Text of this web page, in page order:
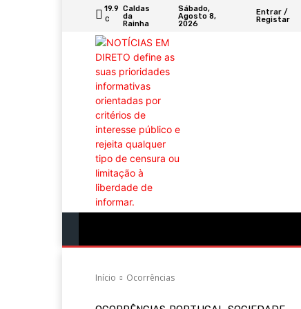
19.9
C
Caldas
da
Rainha
Sábado,
Agosto 8,
2026
Entrar /
Registar
Início Ocorrências